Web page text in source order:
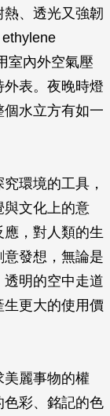
、透光又強韌
室內外空氣壓
表。夜晚時燈
水立方有如一
環境的工具，
與文化上的意
，對人類的生
發想，無論是
明的空中走道
更大的使用價
麗事物的權
彩、銘記的色